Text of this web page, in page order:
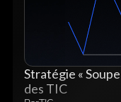
Stratégie «
des TIC